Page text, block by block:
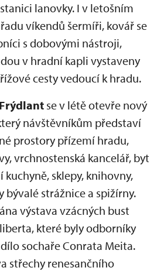
lanovky. I v letošním
víkendů šermíři, kovář se
s dobovými nástroji,
v hradní kapli vystaveny
cesty vedoucí k hradu.
se v létě otevře nový
návštěvníkům představí
prostory přízemí hradu,
vrchnostenská kancelář, byt
kuchyně, sklepy, knihovny,
bývalé strážnice a spižírny.
výstava vzácných bust
které byly odborníky
sochaře Conrata Meita.
střechy renesančního